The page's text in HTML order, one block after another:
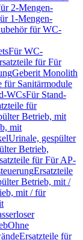
2-Mengen-
1-Mengen-
für WC-
Für WC-
für Für
Geberit Monolith
für Sanitärmodule
WCsFür Stand-
für
Betrieb, mit
mit
Urinale, gespülter
Betrieb,
für Für AP-
Ersatzteile
Betrieb, mit /
mit / für
Ohne
Ersatzteile für